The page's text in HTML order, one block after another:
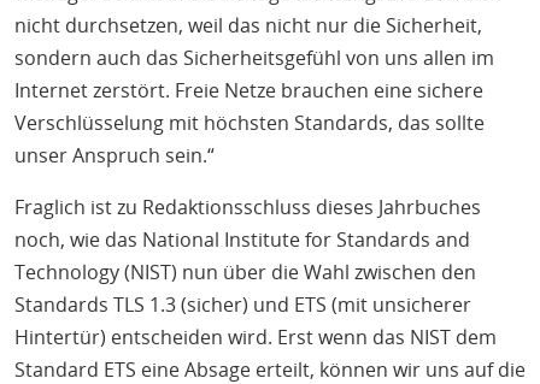
nicht durchsetzen, weil das nicht nur die Sicherheit,
sondern auch das Sicherheitsgefühl von uns allen im
Internet zerstört. Freie Netze brauchen eine sichere
Verschlüsselung mit höchsten Standards, das sollte
unser Anspruch sein.“
Fraglich ist zu Redaktionsschluss dieses Jahrbuches
noch, wie das National Institute for Standards and
Technology (NIST) nun über die Wahl zwischen den
Standards TLS 1.3 (sicher) und ETS (mit unsicherer
Hintertür) entscheiden wird. Erst wenn das NIST dem
Standard ETS eine Absage erteilt, können wir uns auf die